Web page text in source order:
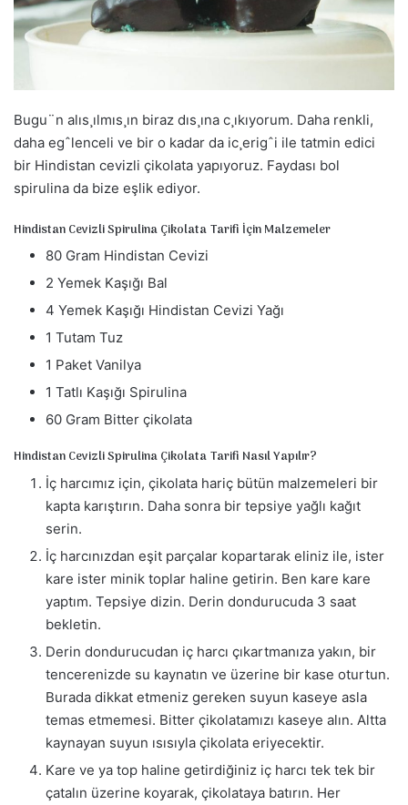
t
a
d
e
r
k
Bugu¨n alıs¸ılmıs¸ın biraz dıs¸ına c¸ıkıyorum. Daha renkli,
daha egˆlenceli ve bir o kadar da ic¸erigˆi ile tatmin edici
bir Hindistan cevizli çikolata yapıyoruz. Faydası bol
spirulina da bize eşlik ediyor.
Hindistan Cevizli Spirulina Çikolata Tarifi İçin Malzemeler
80 Gram Hindistan Cevizi
2 Yemek Kaşığı Bal
4 Yemek Kaşığı Hindistan Cevizi Yağı
1 Tutam Tuz
1 Paket Vanilya
1 Tatlı Kaşığı Spirulina
60 Gram Bitter çikolata
Hindistan Cevizli Spirulina Çikolata Tarifi Nasıl Yapılır?
İç harcımız için, çikolata hariç bütün malzemeleri bir
kapta karıştırın. Daha sonra bir tepsiye yağlı kağıt
serin.
İç harcınızdan eşit parçalar kopartarak eliniz ile, ister
kare ister minik toplar haline getirin. Ben kare kare
yaptım. Tepsiye dizin. Derin dondurucuda 3 saat
bekletin.⁠⁠
Derin dondurucudan iç harcı çıkartmanıza yakın, bir
tencerenizde su kaynatın ve üzerine bir kase oturtun.
Burada dikkat etmeniz gereken suyun kaseye asla
temas etmemesi. Bitter çikolatamızı kaseye alın. Altta
kaynayan suyun ısısıyla çikolata eriyecektir. ⁠⁠
Kare ve ya top haline getirdiğiniz iç harcı tek tek bir
çatalın üzerine koyarak, çikolataya batırın. Her